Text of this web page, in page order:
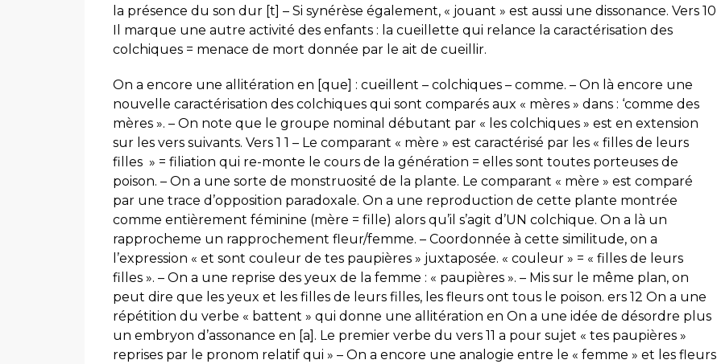
la présence du son dur [t] – Si synérèse également, « jouant » est aussi une dissonance. Vers 10
Il marque une autre activité des enfants : la cueillette qui relance la caractérisation des
colchiques = menace de mort donnée par le ait de cueillir.
On a encore une allitération en [que] : cueillent – colchiques – comme. – On là encore une
nouvelle caractérisation des colchiques qui sont comparés aux « mères » dans : ‘comme des
mères ». – On note que le groupe nominal débutant par « les colchiques » est en extension
sur les vers suivants. Vers 1 1 – Le comparant « mère » est caractérisé par les « filles de leurs
filles » = filiation qui re-monte le cours de la génération = elles sont toutes porteuses de
poison. – On a une sorte de monstruosité de la plante. Le comparant « mère » est comparé
par une trace d’opposition paradoxale. On a une reproduction de cette plante montrée
comme entièrement féminine (mère = fille) alors qu’il s’agit d’UN colchique. On a là un
rapprocheme un rapprochement fleur/femme. – Coordonnée à cette similitude, on a
l’expression « et sont couleur de tes paupières » juxtaposée. « couleur » = « filles de leurs
filles ». – On a une reprise des yeux de la femme : « paupières ». – Mis sur le même plan, on
peut dire que les yeux et les filles de leurs filles, les fleurs ont tous le poison. ers 12 On a une
répétition du verbe « battent » qui donne une allitération en On a une idée de désordre plus
un embryon d’assonance en [a]. Le premier verbe du vers 11 a pour sujet « tes paupières »
reprises par le pronom relatif qui » – On a encore une analogie entre le « femme » et les fleurs